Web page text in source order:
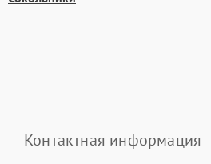
Контактная информация